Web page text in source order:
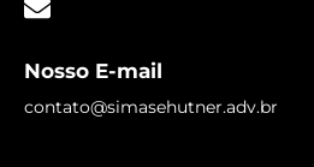
Nosso E-mail
contato@simasehutner.adv.br